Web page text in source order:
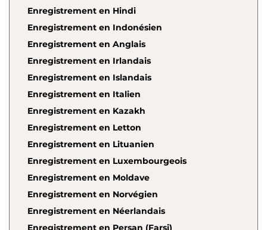
Enregistrement en Hindi
Enregistrement en Indonésien
Enregistrement en Anglais
Enregistrement en Irlandais
Enregistrement en Islandais
Enregistrement en Italien
Enregistrement en Kazakh
Enregistrement en Letton
Enregistrement en Lituanien
Enregistrement en Luxembourgeois
Enregistrement en Moldave
Enregistrement en Norvégien
Enregistrement en Néerlandais
Enregistrement en Persan (Farsi)